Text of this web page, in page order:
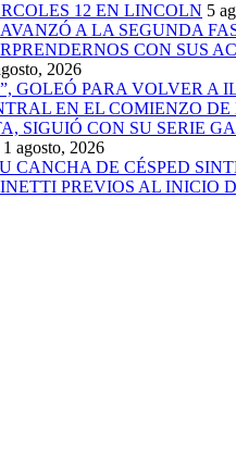
12 EN LINCOLN 5
A LA SEGUNDA
CON SUS
2026
GOLEÓ PARA VOLVER A
EN EL COMIENZO
SIGUIÓ CON SU SERIE
1 agosto, 2026
CANCHA DE CÉSPED
PREVIOS AL INICIO